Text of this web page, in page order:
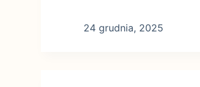
24 grudnia, 2025